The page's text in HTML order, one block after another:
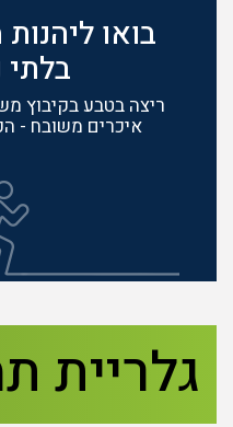
בואו
ריצה בטבע בקיבוץ
איכרים משובח -
גלריית